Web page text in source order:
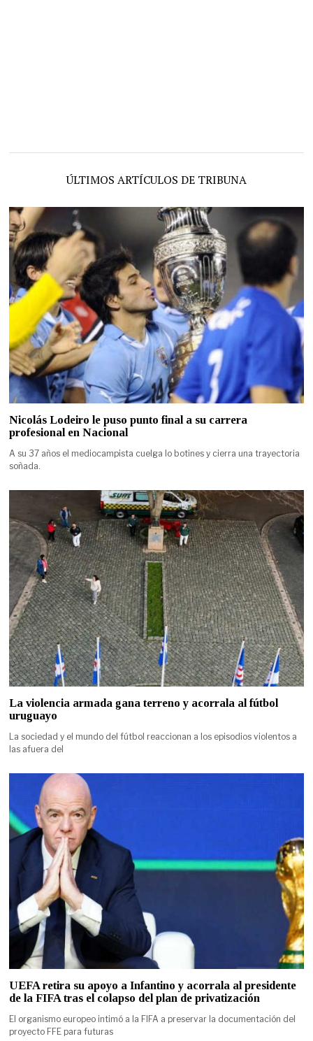
ÚLTIMOS ARTÍCULOS DE TRIBUNA
Nicolás Lodeiro le puso punto final a su carrera
profesional en Nacional
A su 37 años el mediocampista cuelga lo botines y cierra una trayectoria
soñada.
La violencia armada gana terreno y acorrala al fútbol
uruguayo
La sociedad y el mundo del fútbol reaccionan a los episodios violentos a
las afuera del
UEFA retira su apoyo a Infantino y acorrala al presidente
de la FIFA tras el colapso del plan de privatización
El organismo europeo intimó a la FIFA a preservar la documentación del
proyecto FFE para futuras